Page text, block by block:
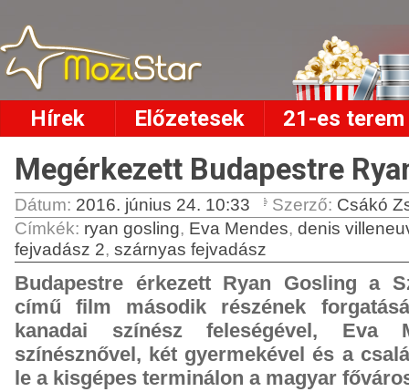
Hírek Előzetesek 21-es terem
Megérkezett Budapestre
Dátum: 2016. június 24. 10:33 Szerző: Csákó
Címkék: ryan gosling, Eva Mendes, denis
fejvadász 2, szárnyas fejvadász
Budapestre érkezett Ryan Gosling a
című film második részének
kanadai színész feleségével, Eva
színésznővel, két gyermekével és a
le a kisgépes terminálon a magyar